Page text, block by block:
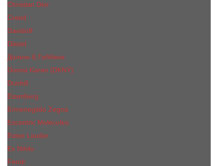
Christian Dior
Creed
Davidoff
Diesel
Дольче & Габбана
Donna Karan (DKNY)
Dunhill
Eisenberg
Ermenegildo Zegna
Escentric Molecules
Еsteе Lаudеr
Ex Nihilo
Fendi